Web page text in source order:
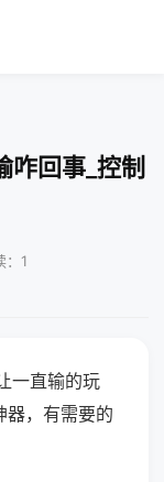
咋回事_控制
：1
一直输的玩
器，有需要的